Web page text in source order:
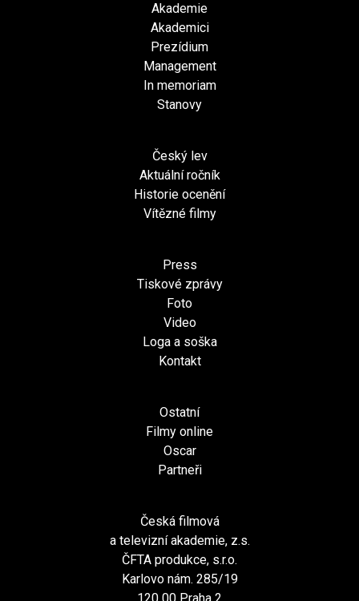
Akademie
Akademici
Prezídium
Management
In memoriam
Stanovy
Český lev
Aktuální ročník
Historie ocenění
Vítězné filmy
Press
Tiskové zprávy
Foto
Video
Loga a soška
Kontakt
Ostatní
Filmy online
Oscar
Partneři
Česká filmová
a televizní akademie, z.s.
ČFTA produkce, s.r.o.
Karlovo nám. 285/19